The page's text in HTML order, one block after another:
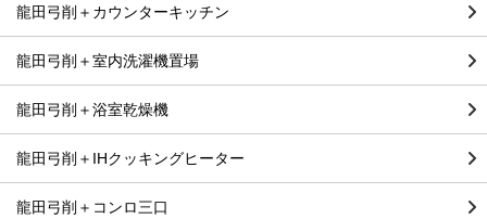
龍田弓削＋カウンターキッチン
龍田弓削＋室内洗濯機置場
龍田弓削＋浴室乾燥機
龍田弓削＋IHクッキングヒーター
龍田弓削＋コンロ三口